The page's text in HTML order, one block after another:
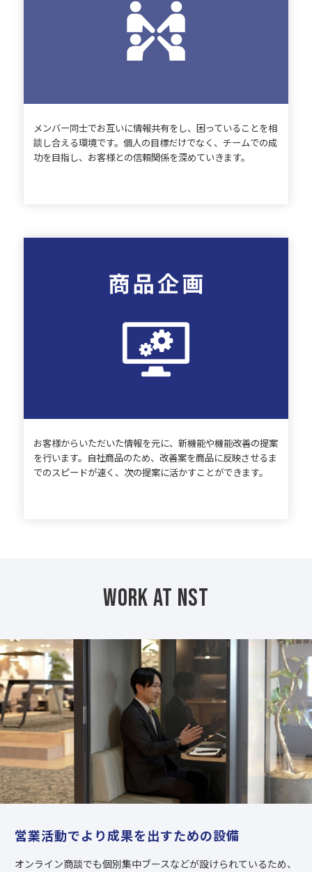
メンバー同士でお互いに情報共有をし、困っていることを相
談し合える環境です。個人の目標だけでなく、チームでの成
功を目指し、お客様との信頼関係を深めていきます。
お客様からいただいた情報を元に、新機能や機能改善の提案
を行います。自社商品のため、改善案を商品に反映させるま
でのスピードが速く、次の提案に活かすことができます。
WORK AT NST
営業活動でより成果を出すための設備
オンライン商談でも個別集中ブースなどが設けられているため、